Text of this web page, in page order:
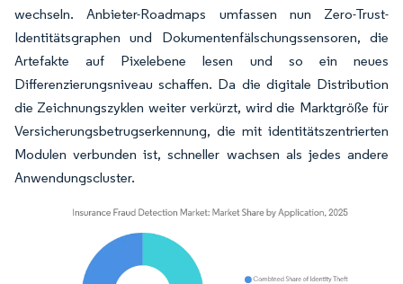
wechseln. Anbieter-Roadmaps umfassen nun Zero-Trust-
Identitätsgraphen und Dokumentenfälschungssensoren, die
Artefakte auf Pixelebene lesen und so ein neues
Differenzierungsniveau schaffen. Da die digitale Distribution
die Zeichnungszyklen weiter verkürzt, wird die Marktgröße für
Versicherungsbetrugserkennung, die mit identitätszentrierten
Modulen verbunden ist, schneller wachsen als jedes andere
Anwendungscluster.